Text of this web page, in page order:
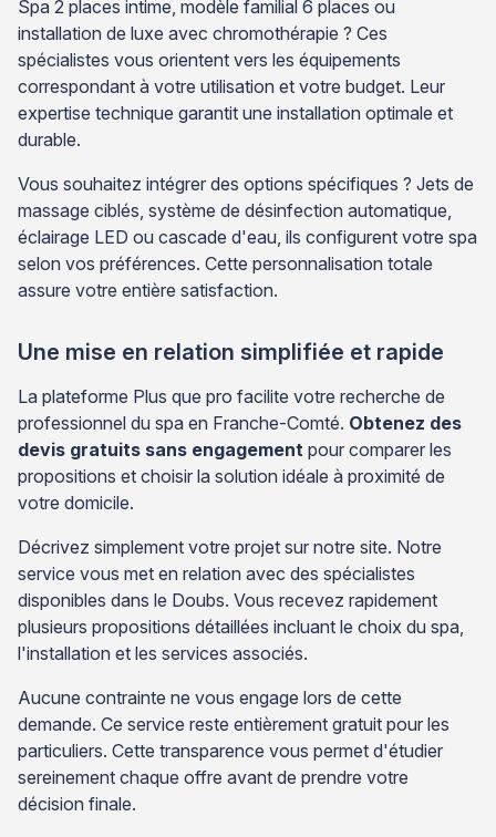
Spa 2 places intime, modèle familial 6 places ou
installation de luxe avec chromothérapie ? Ces
spécialistes vous orientent vers les équipements
correspondant à votre utilisation et votre budget. Leur
expertise technique garantit une installation optimale et
durable.
Vous souhaitez intégrer des options spécifiques ? Jets de
massage ciblés, système de désinfection automatique,
éclairage LED ou cascade d'eau, ils configurent votre spa
selon vos préférences. Cette personnalisation totale
assure votre entière satisfaction.
Une mise en relation simplifiée et rapide
La plateforme Plus que pro facilite votre recherche de
professionnel du spa en Franche-Comté. Obtenez des
devis gratuits sans engagement pour comparer les
propositions et choisir la solution idéale à proximité de
votre domicile.
Décrivez simplement votre projet sur notre site. Notre
service vous met en relation avec des spécialistes
disponibles dans le Doubs. Vous recevez rapidement
plusieurs propositions détaillées incluant le choix du spa,
l'installation et les services associés.
Aucune contrainte ne vous engage lors de cette
demande. Ce service reste entièrement gratuit pour les
particuliers. Cette transparence vous permet d'étudier
sereinement chaque offre avant de prendre votre
décision finale.